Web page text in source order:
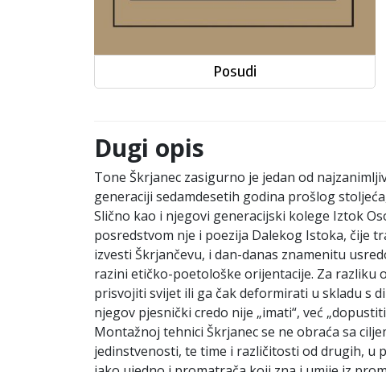
Posudi
Dugi opis
Tone Škrjanec zasigurno je jedan od
generaciji sedamdesetih godina prošlog
Slično kao i njegovi generacijski kolege Iztok
posredstvom nje i poezija Dalekog Istoka, čije
izvesti Škrjančevu, i dan-danas znamenitu
razini etičko-poetološke orijentacije. Za razliku
prisvojiti svijet ili ga čak deformirati u skladu s
njegov pjesnički credo nije „imati“, već
Montažnoj tehnici Škrjanec se ne obraća sa
jedinstvenosti, te time i različitosti od drugih, u